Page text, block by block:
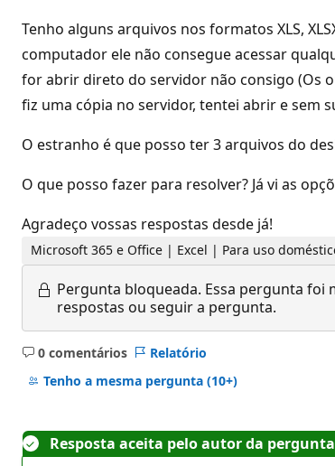
Tenho alguns arquivos nos formatos XLS,
computador ele não consegue acessar
for abrir direto do servidor não consigo (Os
fiz uma cópia no servidor, tentei abrir e sem
O estranho é que posso ter 3 arquivos do
O que posso fazer para resolver? Já vi as
Agradeço vossas respostas desde já!
Microsoft 365 e Office | Excel | Para uso
Pergunta bloqueada. Essa pergunta foi
respostas ou seguir a pergunta.
0 comentários
Sem
comentários
Relatório
Tenho a mesma pergunta (10+)
Resposta aceita pelo autor da pergunta